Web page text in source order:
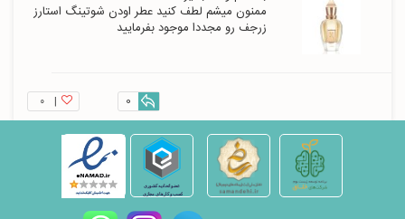
ممنون میشم لطف کنید عطر اودن شوتینگ استارز
زرجف رو مجددا موجود بفرمایید
| ۰ 0